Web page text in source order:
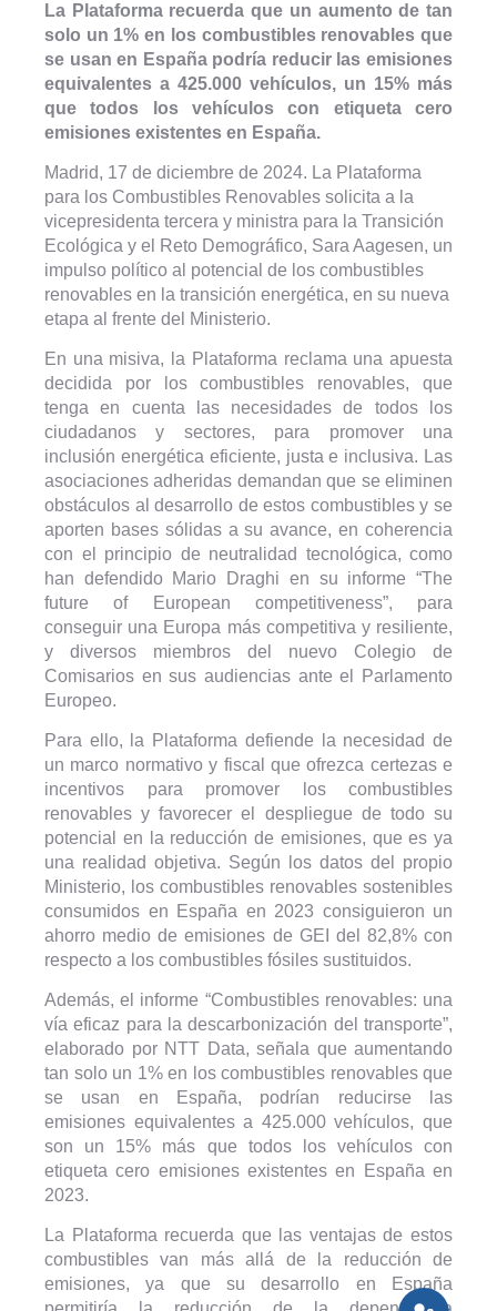
La Plataforma recuerda que un aumento de tan
solo un 1% en los combustibles renovables que
se usan en España podría reducir las emisiones
equivalentes a 425.000 vehículos, un 15% más
que todos los vehículos con etiqueta cero
emisiones existentes en España.
Madrid, 17 de diciembre de 2024. La Plataforma
para los Combustibles Renovables solicita a la
vicepresidenta tercera y ministra para la Transición
Ecológica y el Reto Demográfico, Sara Aagesen, un
impulso político al potencial de los combustibles
renovables en la transición energética, en su nueva
etapa al frente del Ministerio.
En una misiva, la Plataforma reclama una apuesta
decidida por los combustibles renovables, que
tenga en cuenta las necesidades de todos los
ciudadanos y sectores, para promover una
inclusión energética eficiente, justa e inclusiva. Las
asociaciones adheridas demandan que se eliminen
obstáculos al desarrollo de estos combustibles y se
aporten bases sólidas a su avance, en coherencia
con el principio de neutralidad tecnológica, como
han defendido Mario Draghi en su informe “The
future of European competitiveness”, para
conseguir una Europa más competitiva y resiliente,
y diversos miembros del nuevo Colegio de
Comisarios en sus audiencias ante el Parlamento
Europeo.
Para ello, la Plataforma defiende la necesidad de
un marco normativo y fiscal que ofrezca certezas e
incentivos para promover los combustibles
renovables y favorecer el despliegue de todo su
potencial en la reducción de emisiones, que es ya
una realidad objetiva. Según los datos del propio
Ministerio, los combustibles renovables sostenibles
consumidos en España en 2023 consiguieron un
ahorro medio de emisiones de GEI del 82,8% con
respecto a los combustibles fósiles sustituidos.
Además, el informe “Combustibles renovables: una
vía eficaz para la descarbonización del transporte”,
elaborado por NTT Data, señala que aumentando
tan solo un 1% en los combustibles renovables que
se usan en España, podrían reducirse las
emisiones equivalentes a 425.000 vehículos, que
son un 15% más que todos los vehículos con
etiqueta cero emisiones existentes en España en
2023.
La Plataforma recuerda que las ventajas de estos
combustibles van más allá de la reducción de
emisiones, ya que su desarrollo en España